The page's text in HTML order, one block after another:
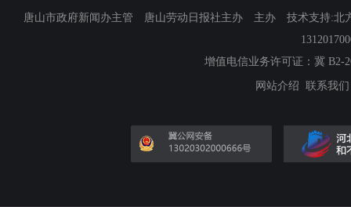
唐山市政府新闻办主管 唐山劳动日报社主办 主办 技术支持:北
增值电信业务许可证：冀 B2-
网站介绍 联系我们